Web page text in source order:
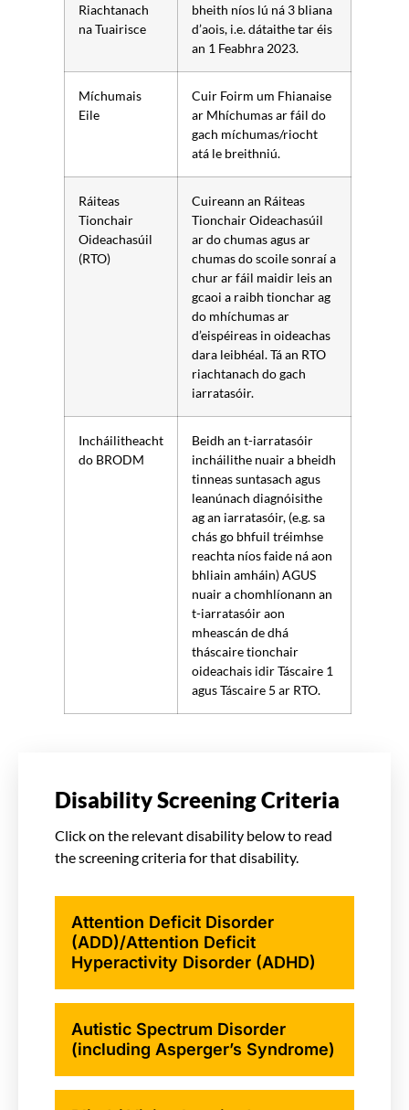
Riachtanach
na Tuairisce
bheith níos lú ná 3 bliana
d’aois, i.e. dátaithe tar éis
an 1 Feabhra 2023.
Míchumais
Eile
Cuir Foirm um Fhianaise
ar Mhíchumas ar fáil do
gach míchumas/riocht
atá le breithniú.
Ráiteas
Tionchair
Oideachasúil
(RTO)
Cuireann an Ráiteas
Tionchair Oideachasúil
ar do chumas agus ar
chumas do scoile sonraí a
chur ar fáil maidir leis an
gcaoi a raibh tionchar ag
do mhíchumas ar
d’eispéireas in oideachas
dara leibhéal. Tá an RTO
riachtanach do gach
iarratasóir.
Incháilitheacht
do BRODM
Beidh an t-iarratasóir
incháilithe nuair a bheidh
tinneas suntasach agus
leanúnach diagnóisithe
ag an iarratasóir, (e.g. sa
chás go bhfuil tréimhse
reachta níos faide ná aon
bhliain amháin) AGUS
nuair a chomhlíonann an
t-iarratasóir aon
mheascán de dhá
tháscaire tionchair
oideachais idir Táscaire 1
agus Táscaire 5 ar RTO.
Disability Screening Criteria
Click on the relevant disability below to read
the screening criteria for that disability.
Attention Deficit Disorder
(ADD)/Attention Deficit
Hyperactivity Disorder (ADHD)
Autistic Spectrum Disorder
(including Asperger’s Syndrome)